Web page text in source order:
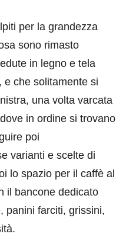
per la grandezza
sono rimasto
in legno e tela
e che solitamente si
una volta varcata
in ordine si trovano
poi
varianti e scelte di
lo spazio per il caffè al
il bancone dedicato
panini farciti, grissini,